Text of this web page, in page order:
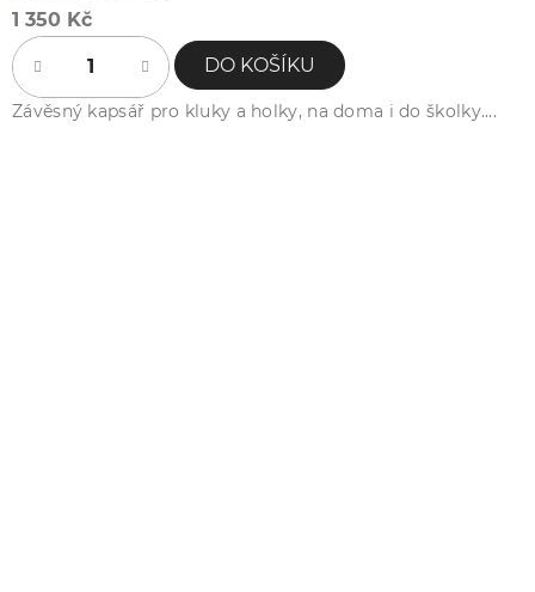
1 350 Kč
DO KOŠÍKU
Závěsný kapsář pro kluky a holky, na doma i do školky....